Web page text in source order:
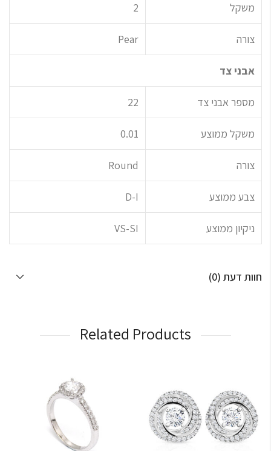
משקל 2
צורה Pear
אבני צד
מספר אבני צד 22
משקל ממוצע 0.01
צורה Round
צבע ממוצע D-I
ניקיון ממוצע VS-SI
חוות דעת (0)
Related Products